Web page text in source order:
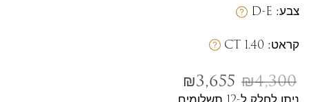
צבע: D-E
קראט: 1.40 CT
₪4,300
₪3,655